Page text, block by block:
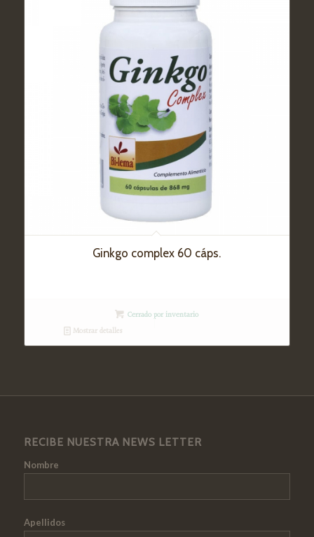
Ginkgo complex 60 cáps.
Cerrado por inventario
Mostrar detalles
RECIBE NUESTRA NEWS LETTER
Nombre
Apellidos